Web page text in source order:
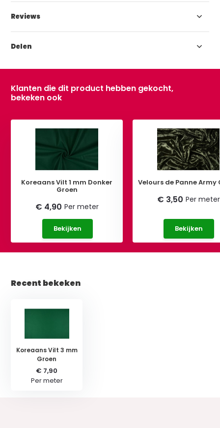
Reviews
Delen
Klanten die dit product hebben gekocht,
bekeken ook
Koreaans Vilt 1 mm Donker
Groen
€ 4,90 Per meter
Bekijken
Velours de Panne Army
€ 3,50 Per meter
Bekijken
Recent bekeken
Koreaans Vilt 3 mm
Groen
€ 7,90
Per meter